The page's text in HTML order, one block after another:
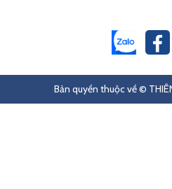
Bản quyền thuộc về ©